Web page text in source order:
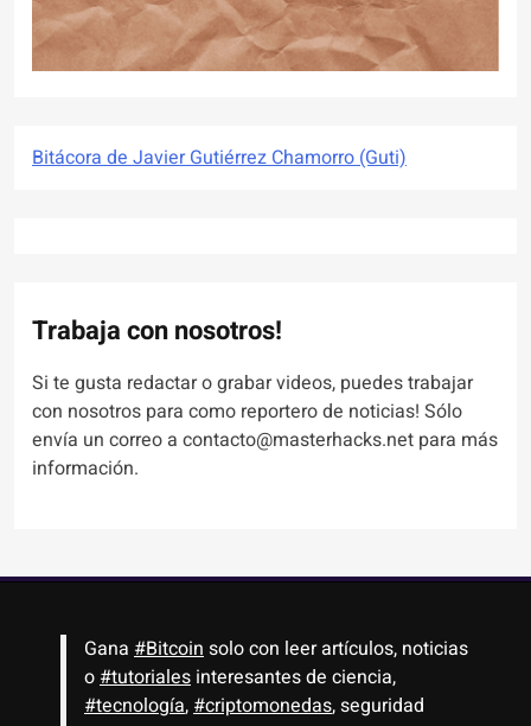
Bitácora de Javier Gutiérrez Chamorro (Guti)
Trabaja con nosotros!
Si te gusta redactar o grabar videos, puedes trabajar
con nosotros para como reportero de noticias! Sólo
envía un correo a contacto@masterhacks.net para más
información.
Gana #Bitcoinsolo con leer artículos, noticias
o#tutoriales interesantes de ciencia,
#tecnología,#criptomonedas, seguridad